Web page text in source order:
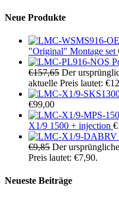
Neue Produkte
"Original" Montage set
€157,65 Der
aktuelle Preis lautet:
€99,00
X1/9 1500 + injection €
€9,85 Der
Preis lautet: €7,90.
Neueste Beiträge